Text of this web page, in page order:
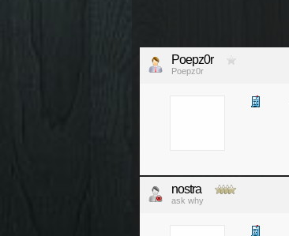
Poepz0r
Poepz0r
nostra
ask why